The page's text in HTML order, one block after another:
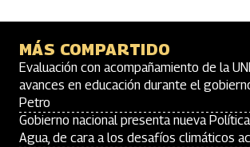
MÁS COMPARTIDO
Evaluación con acompañamiento de la
avances en educación durante el
Petro
Gobierno nacional presenta nueva
Agua, de cara a los desafíos climáticos